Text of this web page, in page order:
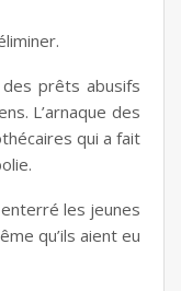
prêts abusifs
L’arnaque des
qui a fait
les jeunes
qu’ils aient eu